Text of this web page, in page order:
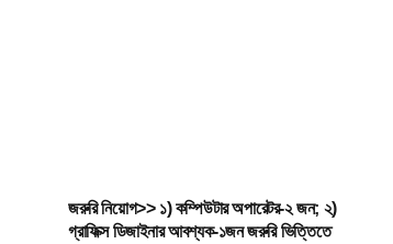
জরুরি নিয়োগ>> ১) কম্পিউটার অপারেটর-২ জন; ২)
গ্রাফিক্স ডিজাইনার আবশ্যক-১জন জরুরি ভিত্তিতে